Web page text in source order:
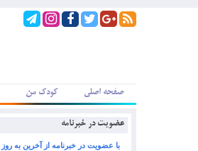
صفحه اصلی کودک من
عضویت در خبرنامه
با عضویت در خبرنامه از آخرین به روز